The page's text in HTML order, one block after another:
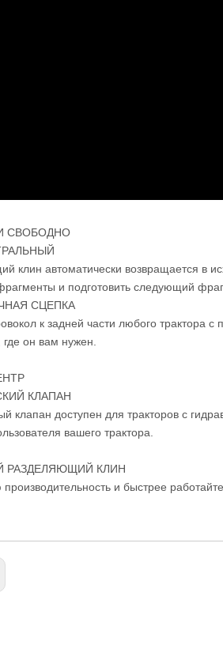
СВОБОДНО
клин автоматически возвращается в
и подготовить следующий
СЦЕПКА
к задней части любого трактора
где он вам нужен.
КЛАПАН
клапан доступен для тракторов с
вашего трактора.
РАЗДЕЛЯЮЩИЙ КЛИН
и быстрее